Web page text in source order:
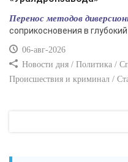
Перенос методов
соприкосновения в
06-авг-2026
Новости дня / Политика /
Происшествия и криминал /